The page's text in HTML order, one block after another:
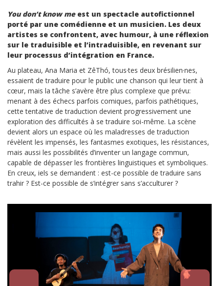
You don’t know me est un spectacle autofictionnel
porté par une comédienne et un musicien. Les deux
artistes se confrontent, avec humour, à une réflexion
sur le traduisible et l’intraduisible, en revenant sur
leur processus d’intégration en France.
Au plateau, Ana Maria et ZêThó, tous·tes deux brésilien·nes,
essaient de traduire pour le public une chanson qui leur tient à
cœur, mais la tâche s’avère être plus complexe que prévu:
menant à des échecs parfois comiques, parfois pathétiques,
cette tentative de traduction devient progressivement une
exploration des difficultés à se traduire soi-même. La scène
devient alors un espace où les maladresses de traduction
révèlent les impensés, les fantasmes exotiques, les résistances,
mais aussi les possibilités d’inventer un langage commun,
capable de dépasser les frontières linguistiques et symboliques.
En creux, iels se demandent : est-ce possible de traduire sans
trahir ? Est-ce possible de s’intégrer sans s’acculturer ?